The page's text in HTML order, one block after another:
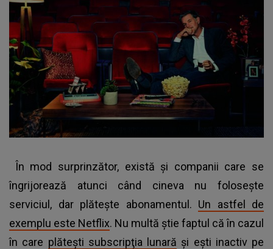
În mod surprinzător, există şi companii care se
îngrijorează atunci când cineva nu foloseşte
serviciul, dar plăteşte abonamentul. Un astfel de
exemplu este Netflix. Nu multă ştie faptul că în cazul
în care plăteşti subscripţia lunară şi eşti inactiv pe